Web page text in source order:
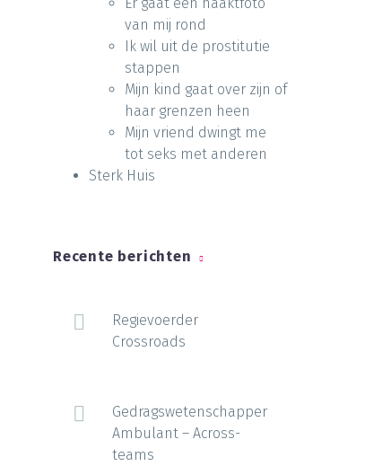
van mij rond
Ik wil uit de prostitutie
stappen
Mijn kind gaat over zijn of
haar grenzen heen
Mijn vriend dwingt me
tot seks met anderen
Sterk Huis
Recente berichten
Regievoerder
Crossroads
Gedragswetenschapper
Ambulant – Across-
teams